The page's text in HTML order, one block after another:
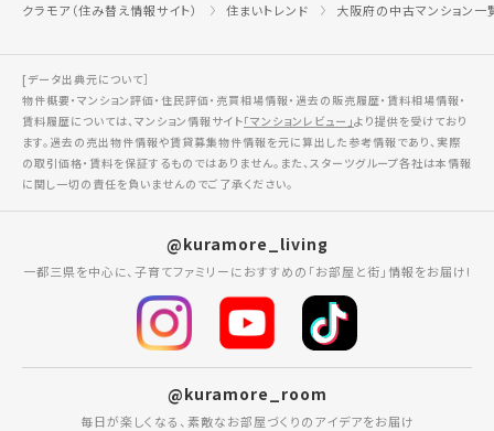
クラモア（住み替え情報サイト） 住まいトレンド 大阪府の中古マンション一
[データ出典元について］
物件概要・マンション評価・住民評価・売買相場情報・過去の販売履歴・賃料相場情報・
賃料履歴については、マンション情報サイト「マンションレビュー」より提供を受けており
ます。過去の売出物件情報や賃貸募集物件情報を元に算出した参考情報であり、実際
の取引価格・賃料を保証するものではありません。また、スターツグループ各社は本情報
に関し一切の責任を負いませんのでご了承ください。
@kuramore_living
一都三県を中心に、子育てファミリーにおすすめの「お部屋と街」情報をお届け!
@kuramore_room
毎日が楽しくなる、素敵なお部屋づくりのアイデアをお届け